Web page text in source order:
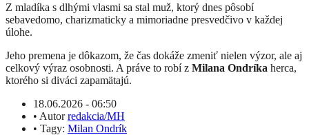
Z mladíka s dlhými vlasmi sa stal muž, ktorý dnes pôsobí
sebavedomo, charizmaticky a mimoriadne presvedčivo v každej
úlohe.
Jeho premena je dôkazom, že čas dokáže zmeniť nielen výzor, ale aj
celkový výraz osobnosti. A práve to robí z Milana Ondríka herca,
ktorého si diváci zapamätajú.
18.06.2026 - 06:50
• Autorredakcia/MH
• Tagy: Milan Ondrík